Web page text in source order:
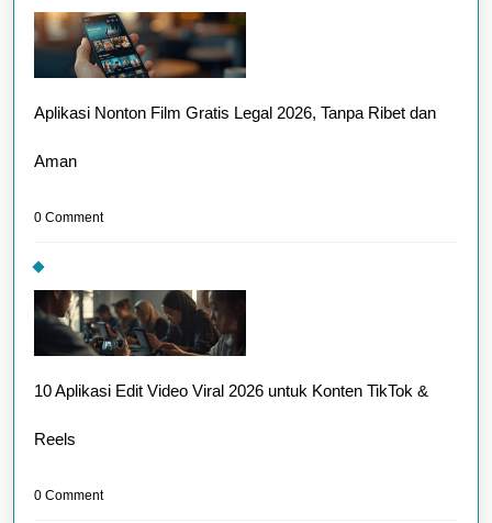
Aplikasi Nonton Film Gratis Legal 2026, Tanpa Ribet dan
Aman
0 Comment
10 Aplikasi Edit Video Viral 2026 untuk Konten TikTok &
Reels
0 Comment